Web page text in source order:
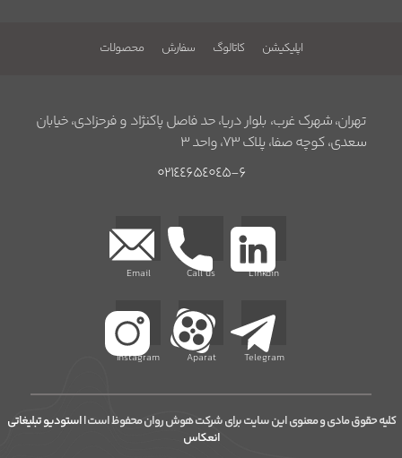
اپلیکیشن کاتالوگ سفارش محصولات
تهران، شهرک غرب، بلوار دریا، حد فاصل پاکنژاد و فرحزادی، خیابان
سعدی، کوچه صفا، پلاک ۷۳، واحد ۳
۰۲۱٤٤۶۵٤۰٤۵-۶
Linkdin
Call us
Email
Telegram
Aparat
Instagram
کلیه حقوق مادی و معنوی این سایت برای شرکت هوش روان محفوظ است |استودیو تبلیغاتی
انعکاس